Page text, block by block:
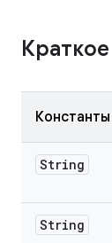
Константы
String
String